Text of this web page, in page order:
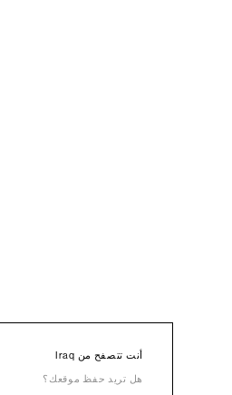
أنت تتصفح من Iraq
هل تريد حفظ موقعك؟